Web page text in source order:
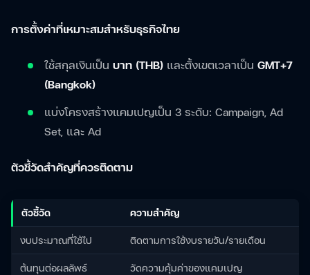
การตั้งค่าที่เหมาะสมสำหรับธุรกิจไทย
ใช้สกุลเงินเป็น บาท (THB) และตั้งเขตเวลาเป็น GMT+7
(Bangkok)
แบ่งโครงสร้างแคมเปญเป็น 3 ระดับ: Campaign, Ad
Set, และ Ad
ตัวชี้วัดสำคัญที่ควรติดตาม
ตัวชี้วัด ความสำคัญ
งบประมาณที่ใช้ไป ติดตามการใช้งบรายวัน/รายเดือน
ต้นทุนต่อผลลัพธ์ วัดความคุ้มค่าของแคมเปญ